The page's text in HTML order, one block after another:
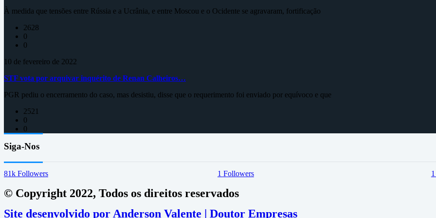
À medida que tensões entre Rússia e a Ucrânia, e entre Moscou e o Ocidente se agravaram, fortificação
2628
0
0
10 de fevereiro de 2022
STF vota por arquivar inquérito de Renan Calheiros…
PGR pediu o encerramento do caso, mas desistiu, disse que o requerimento foi enviado por equívoco e que
2521
0
0
Siga-Nos
81k Followers 1 Followers 1
© Copyright 2022, Todos os direitos reservados
Site desenvolvido por Anderson Valente | Doutor Empresas